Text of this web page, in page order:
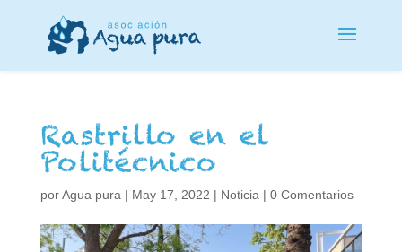
Rastrillo en el
Politécnico
porAgua pura | May 17, 2022 | Noticia | 0 Comentarios